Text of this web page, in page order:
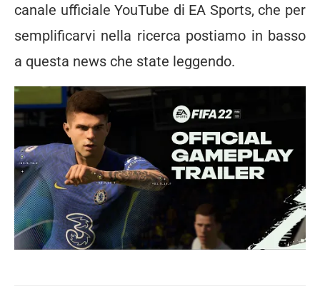
canale ufficiale YouTube di EA Sports, che per
semplificarvi nella ricerca postiamo in basso
a questa news che state leggendo.